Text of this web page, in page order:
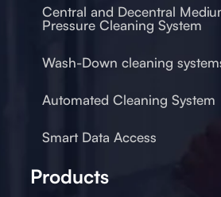
Central and Decentral
Pressure Cleaning System
Wash-Down cleaning
Automated Cleaning System
Smart Data Access
Products